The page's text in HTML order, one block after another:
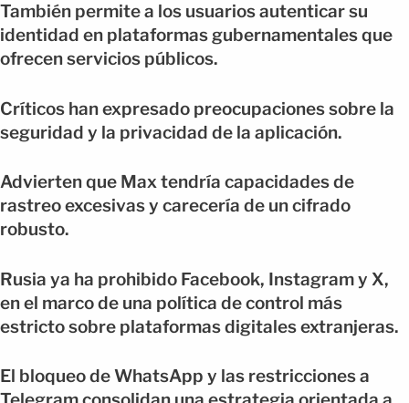
También permite a los usuarios autenticar su
identidad en plataformas gubernamentales que
ofrecen servicios públicos.
Críticos han expresado preocupaciones sobre la
seguridad y la privacidad de la aplicación.
Advierten que Max tendría capacidades de
rastreo excesivas y carecería de un cifrado
robusto.
Rusia ya ha prohibido Facebook, Instagram y X,
en el marco de una política de control más
estricto sobre plataformas digitales extranjeras.
El bloqueo de WhatsApp y las restricciones a